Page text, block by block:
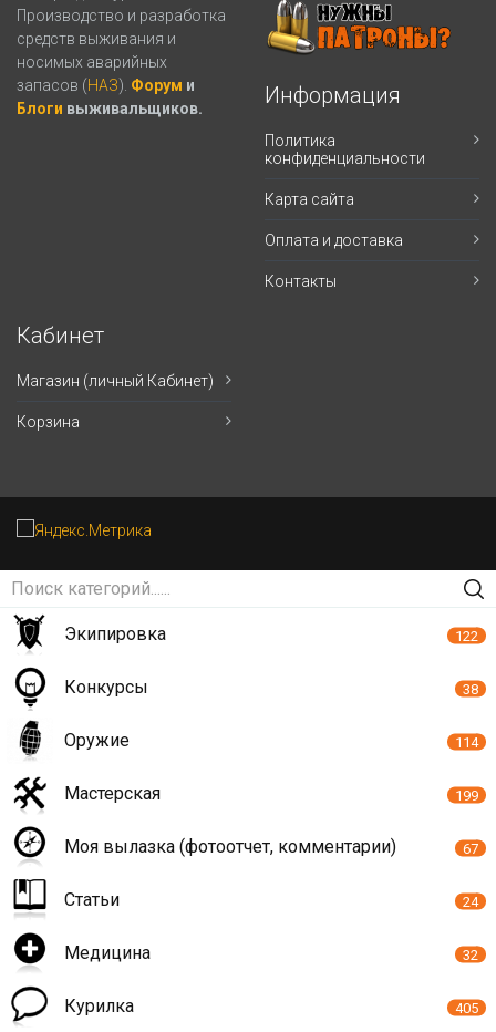
Производство и разработка
средств выживания и
носимых аварийных
запасов (НАЗ). Форум и
Блоги выживальщиков.
Информация
Политика
конфиденциальности
Карта сайта
Оплата и доставка
Контакты
Кабинет
Магазин (личный Кабинет)
Корзина
Экипировка 122
Конкурсы 38
Оружие 114
Мастерская 199
Моя вылазка (фотоотчет, комментарии) 67
Статьи 24
Медицина 32
Курилка 405